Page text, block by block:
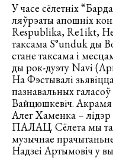
У часе сёлетніх
ляўрэаты апошніх
Respublika, Re1ikt,
таксама S°unduk ды
стане таксама і
ды рок-дуэту Navi
На Фэстывалі
пазнавальных
Вайцюшкевіч. Акрамя
Алег Хаменка – лідэр
ПАЛАЦ. Сёлета мы
музычнае
Надзеі Артымовіч у